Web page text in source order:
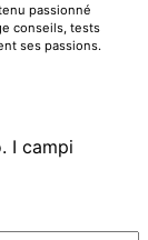
passionné
conseils, tests
ses passions.
I campi